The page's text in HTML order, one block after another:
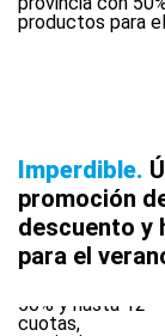
Imperdible
promoción
descuento y
para el